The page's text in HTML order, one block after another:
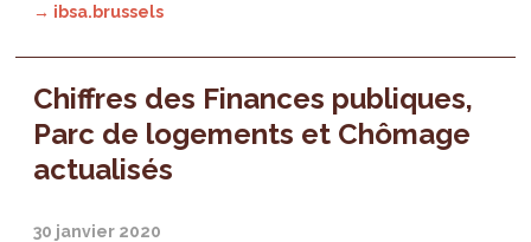
→ ibsa.brussels
Chiffres des Finances publiques,
Parc de logements et Chômage
actualisés
30 janvier 2020